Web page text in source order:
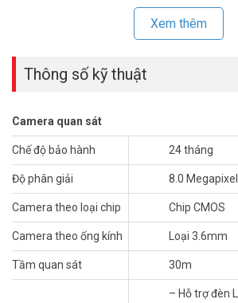
có giá ưu đãi tốt trên toàn quốc tại
Thông số kỹ thuật camera IP
DAHUA DH-IPC-
– Độ phân giải 8MP(3840 × 2160)@25/30 fps
– AI Coding
– Mã hóa 3 luồng với định dạng H.265 và H.264
– Công nghệ Full-Color với độ nhạy sáng
nhạy sáng 0.0004 Lux@F1.0
– Chống ngược sáng WDR(120dB).
– Hỗ trợ đèn LED trợ sáng lên đến 30m
– Hỗ trợ hồng ngoại lên đến 30m
– Chế độ Ngày Đêm ICR, chống nhiễu hình
bằng trắng AWB, Tự động bù sáng AGC,
– Hỗ trợ SMD Plus, Bảo vệ vành
Xem thêm
Thông số kỹ thuật
Camera quan sát
Chế độ bảo hành 24 tháng
Độ phân giải 8.0 Megapixel
Camera theo loại chip Chip CMOS
Camera theo ống kính Loại 3.6mm
Tầm quan sát 30m
– Hỗ trợ đèn